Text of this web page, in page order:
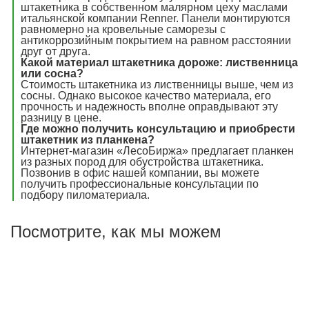
штакетника в собственном малярном цеху маслами
итальянской компании Renner. Панели монтируются
равномерно на кровельные саморезы с
антикоррозийным покрытием на равном расстоянии
друг от друга.
Какой материал штакетника дороже: лиственница
или сосна?
Стоимость штакетника из лиственницы выше, чем из
сосны. Однако высокое качество материала, его
прочность и надежность вполне оправдывают эту
разницу в цене.
Где можно получить консультацию и приобрести
штакетник из планкена?
Интернет-магазин «ЛесоБиржа» предлагает планкен
из разных пород для обустройства штакетника.
Позвонив в офис нашей компании, вы можете
получить профессиональные консультации по
подбору пиломатериала.
Посмотрите, как мы можем